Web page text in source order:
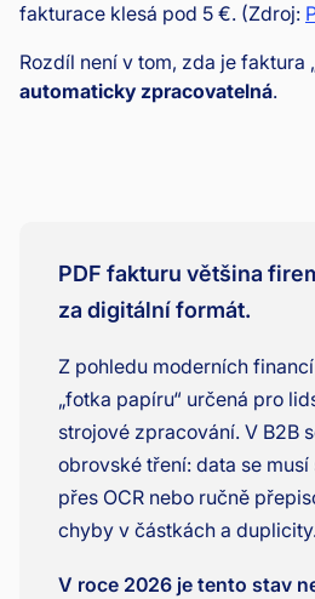
fakturace klesá pod 5 €. (Zdroj:
Rozdíl není v tom, zda je faktura
automaticky zpracovatelná.
PDF fakturu většina
za digitální formát.
Z pohledu moderních
„fotka papíru“ určená pro
strojové zpracování. V B2B
obrovské tření: data se
přes OCR nebo ručně
chyby v částkách a
V roce 2026 je tento stav